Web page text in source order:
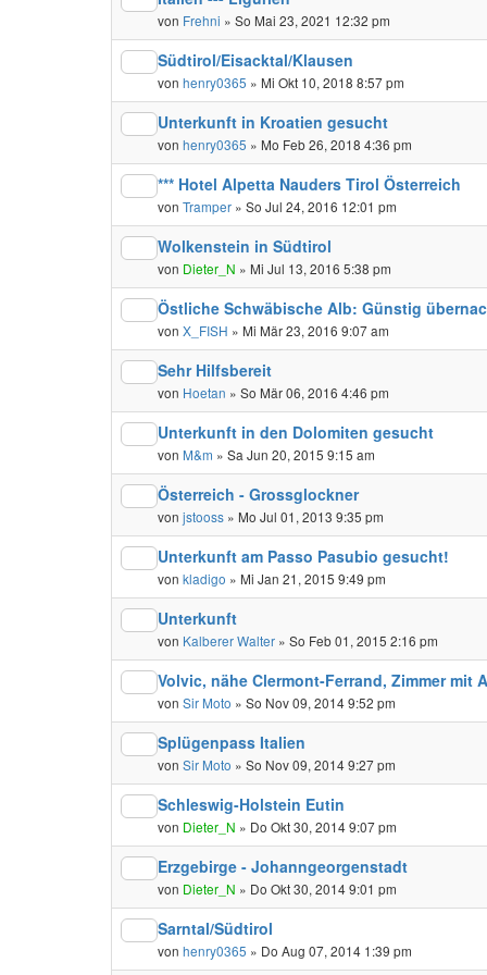
von Frehni » So Mai 23, 2021 12:32 pm
Südtirol/Eisacktal/Klausen
von henry0365 » Mi Okt 10, 2018 8:57 pm
Unterkunft in Kroatien gesucht
von henry0365 » Mo Feb 26, 2018 4:36 pm
*** Hotel Alpetta Nauders Tirol Österreich
von Tramper » So Jul 24, 2016 12:01 pm
Wolkenstein in Südtirol
von Dieter_N » Mi Jul 13, 2016 5:38 pm
Östliche Schwäbische Alb: Günstig
von X_FISH » Mi Mär 23, 2016 9:07 am
Sehr Hilfsbereit
von Hoetan » So Mär 06, 2016 4:46 pm
Unterkunft in den Dolomiten gesucht
von M&m » Sa Jun 20, 2015 9:15 am
Österreich - Grossglockner
von jstooss » Mo Jul 01, 2013 9:35 pm
Unterkunft am Passo Pasubio gesucht!
von kladigo » Mi Jan 21, 2015 9:49 pm
Unterkunft
von Kalberer Walter » So Feb 01, 2015 2:16 pm
Volvic, nähe Clermont-Ferrand, Zimmer mit
von Sir Moto » So Nov 09, 2014 9:52 pm
Splügenpass Italien
von Sir Moto » So Nov 09, 2014 9:27 pm
Schleswig-Holstein Eutin
von Dieter_N » Do Okt 30, 2014 9:07 pm
Erzgebirge - Johanngeorgenstadt
von Dieter_N » Do Okt 30, 2014 9:01 pm
Sarntal/Südtirol
von henry0365 » Do Aug 07, 2014 1:39 pm